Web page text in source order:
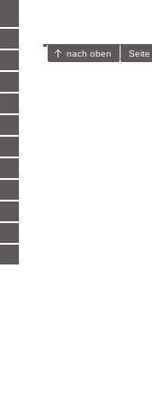
nach oben Seite